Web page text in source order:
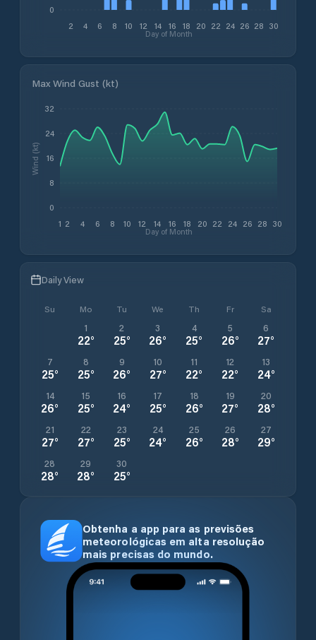
2 4 6 8 10 12 14 16 18 20 22 24 26 28 30
Day of Month
0
Max Wind Gust (kt)
1 2 4 6 8 10 12 14 16 18 20 22 24 26 28 30
Day of Month
0
8
16
24
32
Wind (kt)
Daily View
Su Mo Tu We Th Fr Sa
1
22°
2
25°
3
26°
4
25°
5
26°
6
27°
7
25°
8
25°
9
26°
10
27°
11
22°
12
22°
13
24°
14
26°
15
25°
16
24°
17
25°
18
26°
19
27°
20
28°
21
27°
22
27°
23
25°
24
24°
25
26°
26
28°
27
29°
28
28°
29
28°
30
25°
Obtenha a app para as previsões
meteorológicas em alta resolução
mais precisas do mundo.